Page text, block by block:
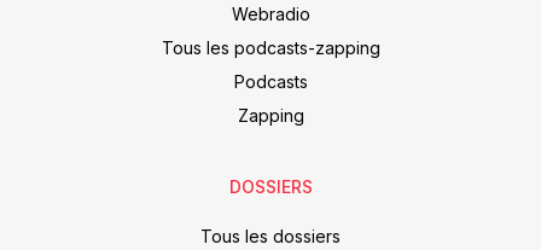
Webradio
Tous les podcasts-zapping
Podcasts
Zapping
DOSSIERS
Tous les dossiers